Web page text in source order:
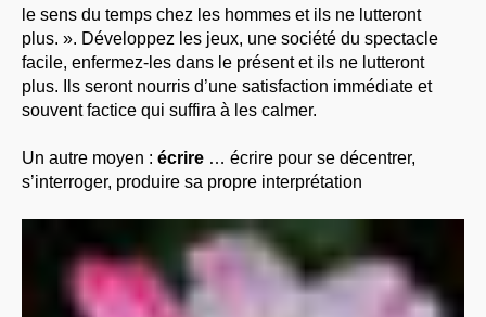
le sens du temps chez les hommes et ils ne lutteront
plus. ». Développez les jeux, une société du spectacle
facile, enfermez-les dans le présent et ils ne lutteront
plus. Ils seront nourris d’une satisfaction immédiate et
souvent factice qui suffira à les calmer.
Un autre moyen : écrire … écrire pour se décentrer,
s’interroger, produire sa propre interprétation